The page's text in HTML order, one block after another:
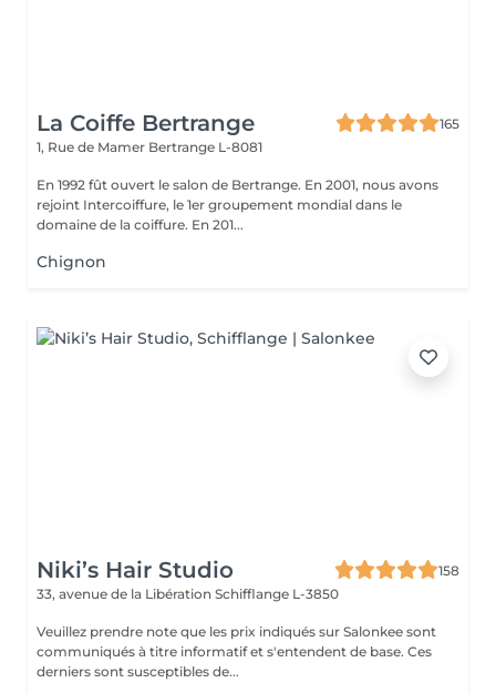
La Coiffe Bertrange
165
1, Rue de Mamer Bertrange L-8081
En 1992 fût ouvert le salon de Bertrange. En 2001, nous avons
rejoint Intercoiffure, le 1er groupement mondial dans le
domaine de la coiffure. En 201...
Chignon
Niki’s Hair Studio
158
33, avenue de la Libération Schifflange L-3850
Veuillez prendre note que les prix indiqués sur Salonkee sont
communiqués à titre informatif et s'entendent de base. Ces
derniers sont susceptibles de...